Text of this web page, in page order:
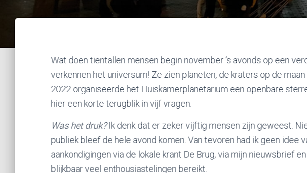
Wat doen tientallen mensen begin november ’s avonds op een
verkennen het universum! Ze zien planeten, de kraters op de
2022 organiseerde het Huiskamerplanetarium een openbare
hier een korte terugblik in vijf vragen.
Was het druk?Ik denk dat er zeker vijftig mensen zijn geweest.
publiek bleef de hele avond komen. Van tevoren had ik geen idee
aankondigingen via de lokale krant De Brug, via mijn nieuwsbrief
blijkbaar veel enthousiastelingen bereikt.